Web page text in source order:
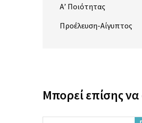
Α’ Ποιότητας
Προέλευση-Αίγυπτος
Μπορεί επίσης